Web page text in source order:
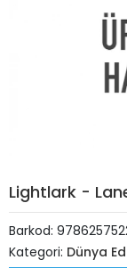
Lightlark -
Barkod:
Kategori: Dünya